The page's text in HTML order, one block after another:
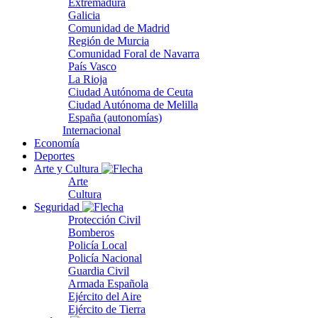
Extremadura
Galicia
Comunidad de Madrid
Región de Murcia
Comunidad Foral de Navarra
País Vasco
La Rioja
Ciudad Autónoma de Ceuta
Ciudad Autónoma de Melilla
España (autonomías)
Internacional
Economía
Deportes
Arte y Cultura
Arte
Cultura
Seguridad
Protección Civil
Bomberos
Policía Local
Policía Nacional
Guardia Civil
Armada Española
Ejército del Aire
Ejército de Tierra